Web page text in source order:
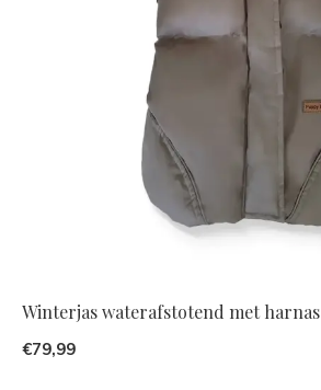
Winterjas waterafstotend met harnas
€79,99